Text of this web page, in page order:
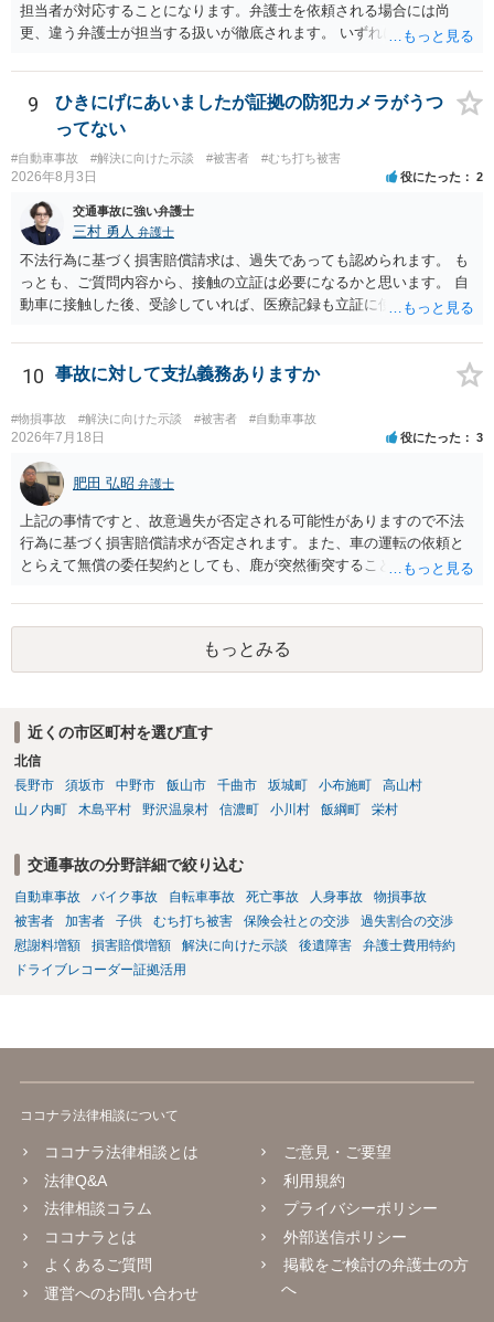
担当者が対応することになります。弁護士を依頼される場合には尚
更、違う弁護士が担当する扱いが徹底されます。 いずれにしても、交
9
ひきにげにあいましたが証拠の防犯カメラがうつ
ってない
#自動車事故 #解決に向けた示談 #被害者 #むち打ち被害
2026年8月3日 役にたった 2
交通事故に強い弁護士
三村 勇人 弁護士
不法行為に基づく損害賠償請求は、過失であっても認められます。 も
っとも、ご質問内容から、接触の立証は必要になるかと思います。 自
動車に接触した後、受診していれば、医療記録も立証に使えるかと思
士にご相談ください。
10 事故に対して支払義務ありますか
#物損事故 #解決に向けた示談 #被害者 #自動車事故
2026年7月18日 役にたった 3
肥田 弘昭 弁護士
上記の事情ですと、故意過失が否定される可能性がありますので不法
行為に基づく損害賠償請求が否定されます。また、車の運転の依頼と
とらえて無償の委任契約としても、鹿が突然衝突することは予見がで
償請求も成立しない可能性があります。以上の理由から支払義務は否
定される可能性が高いです。ご参考にしてください。
もっとみる
近くの市区町村を選び直す
北信
長野市
須坂市 中野市 飯山市 千曲市 坂城町 小布施町
高山村
山ノ内町
木島平村 野沢温泉村 信濃町 小川村 飯綱町 栄村
交通事故の分野詳細で絞り込む
自動車事故 バイク事故 自転車事故 死亡事故 人身事故
物損事故
被害者
加害者 子供 むち打ち被害 保険会社との交渉
過失割合の交渉
慰謝料増額
損害賠償増額 解決に向けた示談 後遺障害
弁護士費用特約
ドライブレコーダー証拠活用
ココナラ法律相談について
ココナラ法律相談とは
法律Q&A
法律相談コラム
ココナラとは
よくあるご質問
運営へのお問い合わせ
ご意見・ご要望
利用規約
プライバシーポリシー
外部送信ポリシー
掲載をご検討の弁護士の方
へ